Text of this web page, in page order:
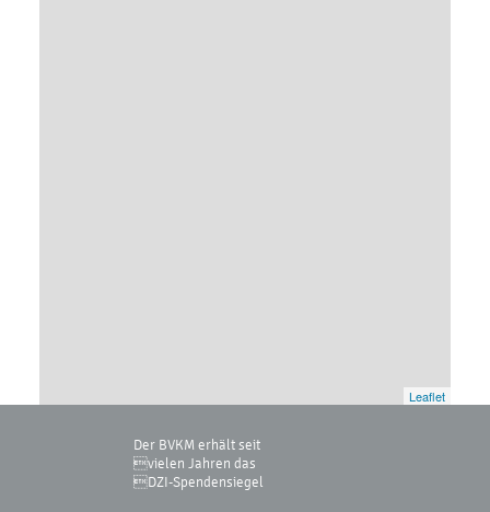
Leaflet
Der BVKM erhält seit
vielen Jahren das
DZI-Spendensiegel